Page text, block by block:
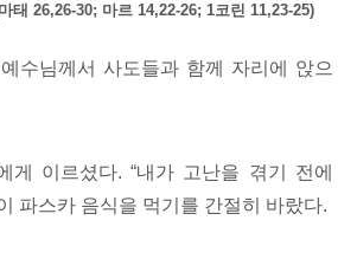
태 26,26-30; 마르 14,22-26; 1코린 11,23-25)
수님께서 사도들과 함께 자리에 앉으
게 이르셨다. “내가 고난을 겪기
전에
파스카 음식을 먹기를 간절히 바랐다.